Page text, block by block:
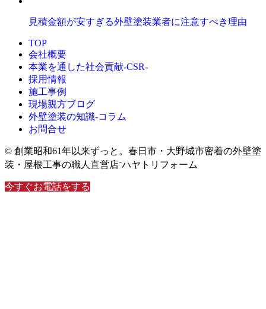
見積金額が安すぎる外壁塗装業者に注意すべき理由
TOP
会社概要
本業を通した社会貢献-CSR-
採用情報
施工事例
現場親方ブログ
外壁塗装の知識‐コラム
お問合せ
© 創業昭和61年以来ずっと。春日市・大野城市密着の外壁塗
装・屋根工事の職人直営店⁻ハヤトリフォーム
今すぐお電話をする